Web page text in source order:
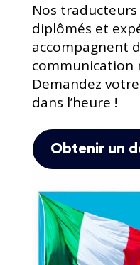
Nos
diplômés et
accompagnent
communication
Demandez
dans l’heure !
Obtenir un